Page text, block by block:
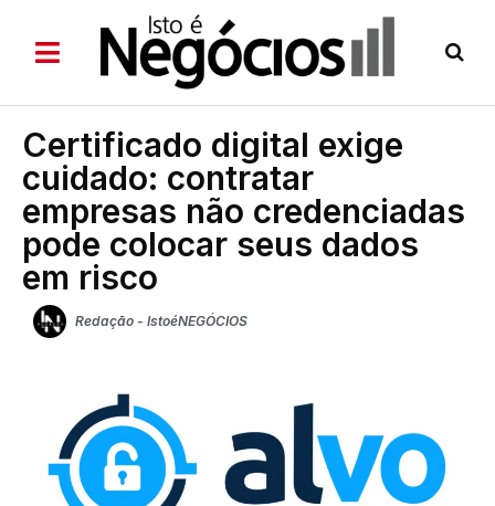
Certificado digital exige
cuidado: contratar
empresas não credenciadas
pode colocar seus dados
em risco
Redação - IstoéNEGÓCIOS